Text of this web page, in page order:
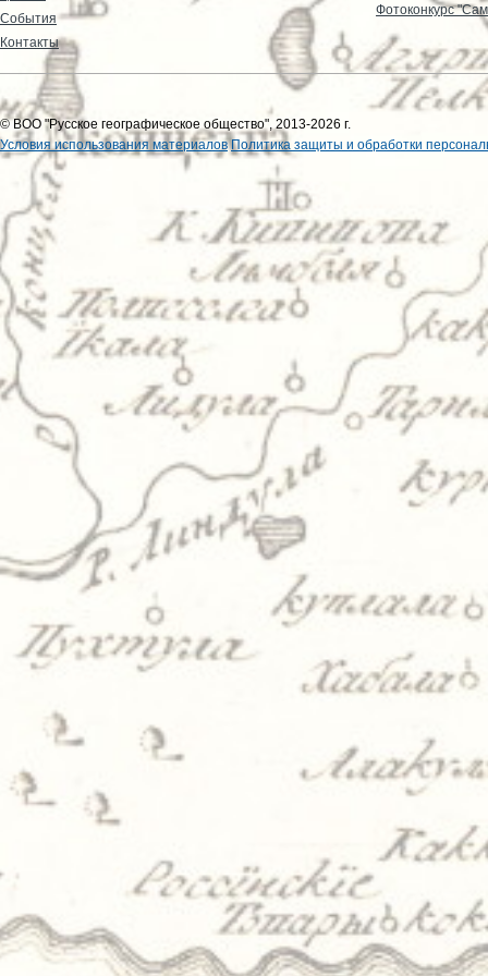
События
Контакты
Фотоконкурс
© ВОО "Русское географическое общество", 2013-2026 г.
Условия использования материалов Политика защиты и обработки